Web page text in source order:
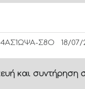
Σ8Ο 18/07/
και συντήρηση